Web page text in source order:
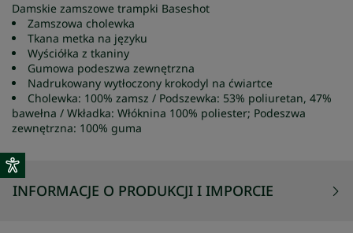
Damskie zamszowe trampki Baseshot
Zamszowa cholewka
Tkana metka na języku
Wyściółka z tkaniny
Gumowa podeszwa zewnętrzna
Nadrukowany wytłoczony krokodyl na ćwiartce
Cholewka: 100% zamsz / Podszewka: 53% poliuretan, 47%
bawełna / Wkładka: Włóknina 100% poliester; Podeszwa
zewnętrzna: 100% guma
INFORMACJE O PRODUKCJI I IMPORCIE